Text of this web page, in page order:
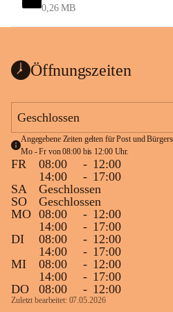
0,26 MB
Öffnungszeiten
Geschlossen
Angegebene Zeiten gelten für Post und
Mo - Fr von 08:00 bis 12:00 Uhr.
FR 08:00 - 12:00
14:00
- 17:00
SA
Geschlossen
SO
Geschlossen
MO 08:00 - 12:00
14:00
- 17:00
DI
08:00 - 12:00
14:00
- 17:00
MI
08:00 - 12:00
14:00
- 17:00
DO
08:00 - 12:00
Zuletzt bearbeitet: 07.05.2026